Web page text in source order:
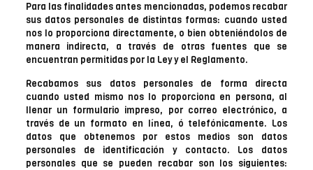
Para las finalidades antes mencionadas, podemos recabar
sus datos personales de distintas formas: cuando usted
nos lo proporciona directamente, o bien obteniéndolos de
manera indirecta, a través de otras fuentes que se
encuentran permitidas por la Ley y el Reglamento.
Recabamos sus datos personales de forma directa
cuando usted mismo nos lo proporciona en persona, al
llenar un formulario impreso, por correo electrónico, a
través de un formato en línea, ó telefónicamente. Los
datos que obtenemos por estos medios son datos
personales de identificación y contacto. Los datos
personales que se pueden recabar son los siguientes: